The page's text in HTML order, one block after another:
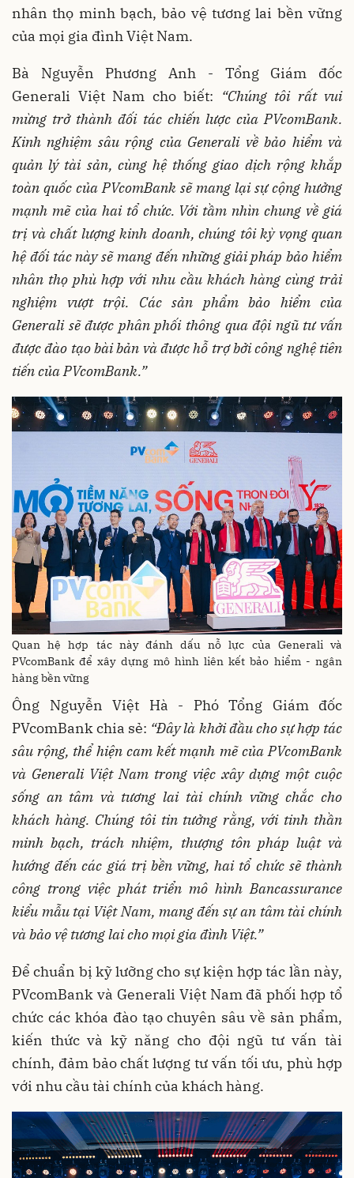
nhân thọ minh bạch, bảo vệ tương lai bền vững
của mọi gia đình Việt Nam.
Bà Nguyễn Phương Anh - Tổng Giám đốc
Generali Việt Nam cho biết: “Chúng tôi rất vui
mừng trở thành đối tác chiến lược của PVcomBank.
Kinh nghiệm sâu rộng của Generali về bảo hiểm và
quản lý tài sản, cùng hệ thống giao dịch rộng khắp
toàn quốc của PVcomBank sẽ mang lại sự cộng hưởng
mạnh mẽ của hai tổ chức. Với tầm nhìn chung về giá
trị và chất lượng kinh doanh, chúng tôi kỳ vọng quan
hệ đối tác này sẽ mang đến những giải pháp bảo hiểm
nhân thọ phù hợp với nhu cầu khách hàng cùng trải
nghiệm vượt trội. Các sản phẩm bảo hiểm của
Generali sẽ được phân phối thông qua đội ngũ tư vấn
được đào tạo bài bản và được hỗ trợ bởi công nghệ tiên
tiến của PVcomBank.”
Quan hệ hợp tác này đánh dấu nỗ lực của Generali và
PVcomBank để xây dựng mô hình liên kết bảo hiểm - ngân
hàng bền vững
Ông Nguyễn Việt Hà - Phó Tổng Giám đốc
PVcomBank chia sẻ: “Đây là khởi đầu cho sự hợp tác
sâu rộng, thể hiện cam kết mạnh mẽ của PVcomBank
và Generali Việt Nam trong việc xây dựng một cuộc
sống an tâm và tương lai tài chính vững chắc cho
khách hàng. Chúng tôi tin tưởng rằng, với tinh thần
minh bạch, trách nhiệm, thượng tôn pháp luật và
hướng đến các giá trị bền vững, hai tổ chức sẽ thành
công trong việc phát triển mô hình Bancassurance
kiểu mẫu tại Việt Nam, mang đến sự an tâm tài chính
và bảo vệ tương lai cho mọi gia đình Việt.”
Để chuẩn bị kỹ lưỡng cho sự kiện hợp tác lần này,
PVcomBank và Generali Việt Nam đã phối hợp tổ
chức các khóa đào tạo chuyên sâu về sản phẩm,
kiến thức và kỹ năng cho đội ngũ tư vấn tài
chính, đảm bảo chất lượng tư vấn tối ưu, phù hợp
với nhu cầu tài chính của khách hàng.